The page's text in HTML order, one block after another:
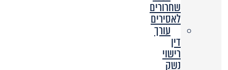
שחרורים
לאסירים
עורך
דין
רישוי
נשק